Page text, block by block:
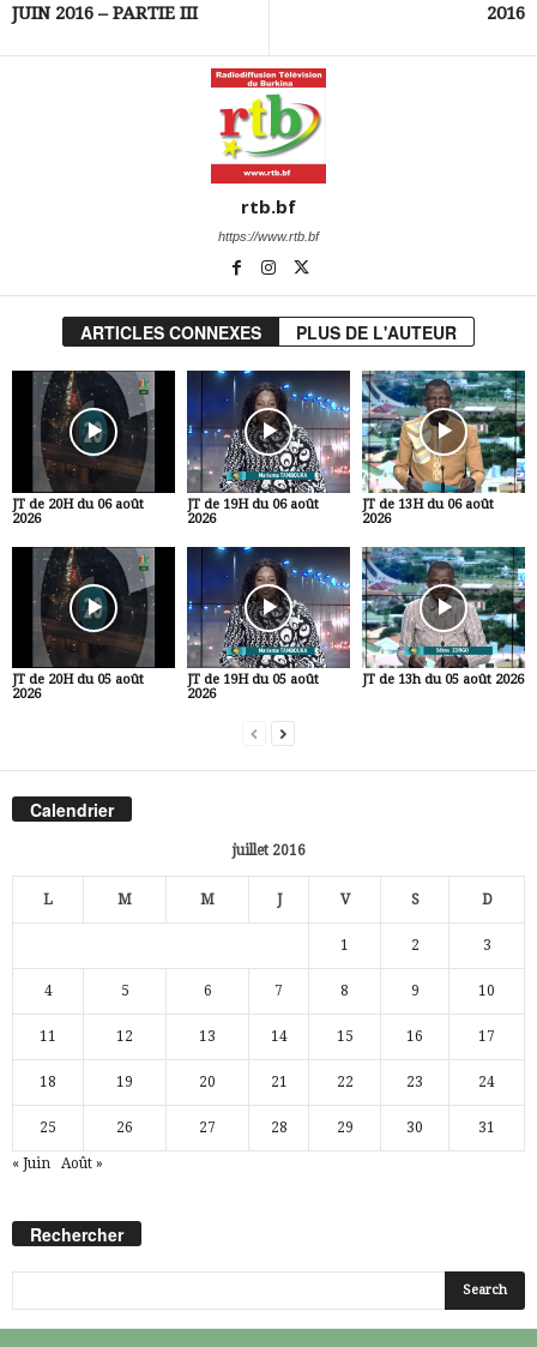
JUIN 2016 – PARTIE III
2016
rtb.bf
https://www.rtb.bf
ARTICLES CONNEXES PLUS DE L'AUTEUR
JT de 20H du 06 août
2026
JT de 19H du 06 août
2026
JT de 13H du 06 août
2026
JT de 20H du 05 août
2026
JT de 19H du 05 août
2026
JT de 13h du 05 août 2026
Calendrier
juillet 2016
L M M J V S D
1 2 3
4 5 6 7 8 9 10
11 12 13 14 15 16 17
18 19 20 21 22 23 24
25 26 27 28 29 30 31
« Juin Août »
Rechercher